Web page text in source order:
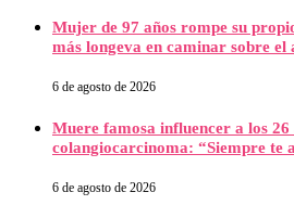
Mujer de 97 años rompe su
más longeva en caminar sobre el
6 de agosto de 2026
Muere famosa influencer a los
colangiocarcinoma: “Siempre te
6 de agosto de 2026